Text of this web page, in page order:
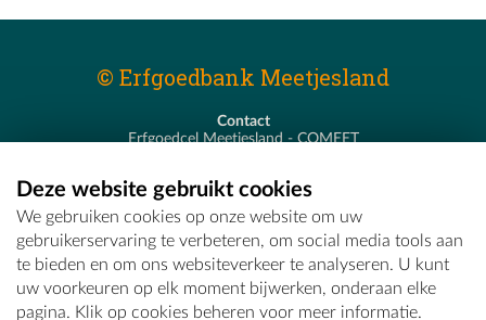
© Erfgoedbank Meetjesland
Contact
Erfgoedcel Meetjesland - COMEET
T - 09 373 75 96
E -erfgoedcel@comeet.be
Deze website gebruikt cookies
We gebruiken cookies op onze website om uw
gebruikerservaring te verbeteren, om social media tools aan
te bieden en om ons websiteverkeer te analyseren. U kunt
uw voorkeuren op elk moment bijwerken, onderaan elke
pagina. Klik op cookies beheren voor meer informatie.